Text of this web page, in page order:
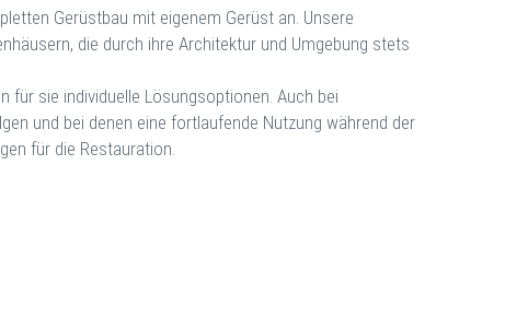
Gerüstbau mit eigenem Gerüst an. Unsere
die durch ihre Architektur und Umgebung stets
für sie individuelle Lösungsoptionen. Auch bei
und bei denen eine fortlaufende Nutzung während der
für die Restauration.